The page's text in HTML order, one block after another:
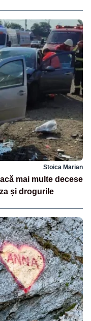
Stoica Marian
mai multe decese
și drogurile